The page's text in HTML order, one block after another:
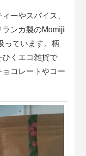
ーやスパイス、
ランカ製のMomiji
っています。柄
ひくエコ雑貨で
コレートやコー